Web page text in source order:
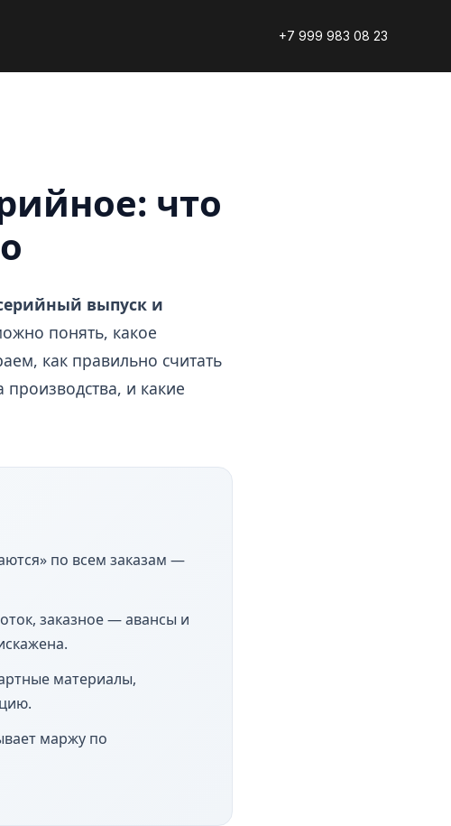
+7 999 983 08 23
что
выпуск и
понять, какое
как правильно считать
и какие
по всем заказам —
заказное — авансы и
материалы,
маржу по